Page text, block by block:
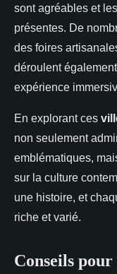
sont agréables et
présentes. De
des foires
déroulent
expérience
En explorant ces
non seulement
emblématiques,
sur la culture
une histoire, et
riche et varié.
Conseils